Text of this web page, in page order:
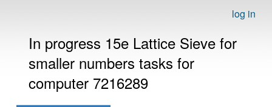
log in
In progress 15e Lattice Sieve for
smaller numbers tasks for
computer 7216289